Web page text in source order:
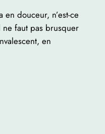
douceur, n’est-ce
ne faut pas brusquer
en